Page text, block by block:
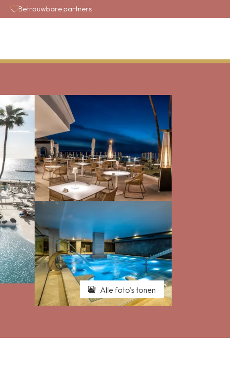
Betrouwbare partners
Alle foto's tonen